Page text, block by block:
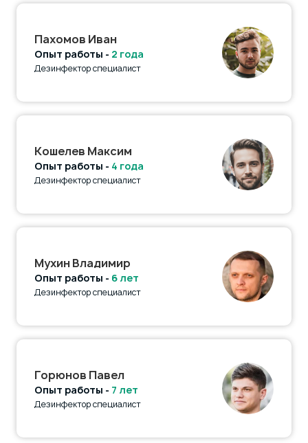
Пахомов Иван
Опыт работы - 2 года
Дезинфектор специалист
Кошелев Максим
Опыт работы - 4 года
Дезинфектор специалист
Мухин Владимир
Опыт работы - 6 лет
Дезинфектор специалист
Горюнов Павел
Опыт работы - 7 лет
Дезинфектор специалист